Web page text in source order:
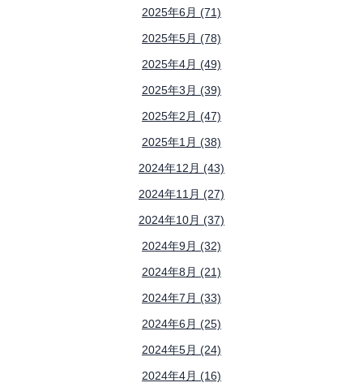
2025年6月 (71)
2025年5月 (78)
2025年4月 (49)
2025年3月 (39)
2025年2月 (47)
2025年1月 (38)
2024年12月 (43)
2024年11月 (27)
2024年10月 (37)
2024年9月 (32)
2024年8月 (21)
2024年7月 (33)
2024年6月 (25)
2024年5月 (24)
2024年4月 (16)